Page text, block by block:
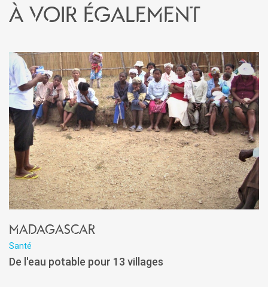
À voir également
Madagascar
Santé
De l'eau potable pour 13 villages